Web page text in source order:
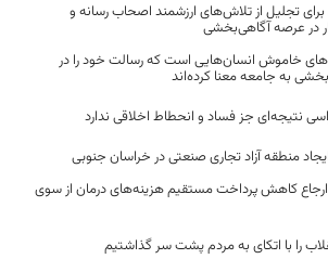
تجلیل از تلاش‌های ارزشمند اصحاب رسانه و
در عرصه آگاهی‌بخشی
خاموش انسان‌هایی است که رسالت خود را در
به جامعه معنا کرده‌اند
نتیجه‌ای جز فساد و انحطاط اخلاقی ندارد
منطقه آزاد تجاری صنعتی در خراسان جنوبی
کاهش پرداخت مستقیم هزینه‌های درمان از سوی
را با اتکای به مردم پشت سر گذاشتیم